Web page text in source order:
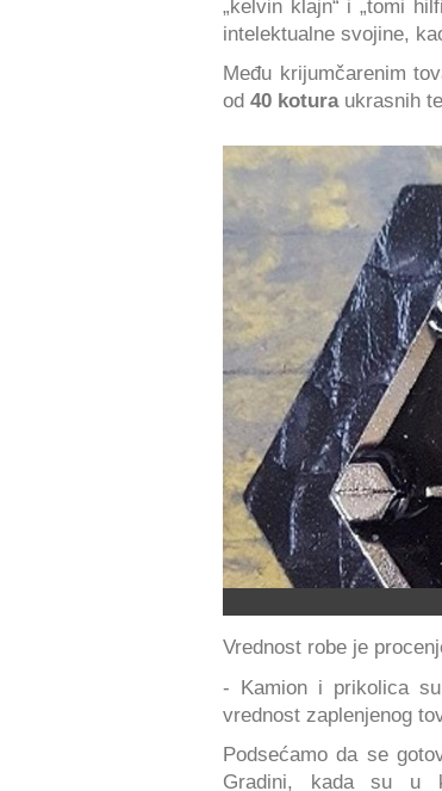
„kelvin klajn“ i „tomi
intelektualne svojine,
Među krijumčarenim
od 40 koturaukrasnih
Vrednost robe je
- Kamion i prikolica
vrednost zaplenjenog
Podsećamo da se
Gradini, kada su u